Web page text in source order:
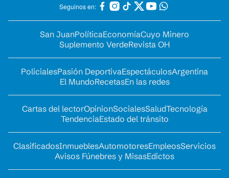
Seguinos en:
San JuanPolíticaEconomíaCuyo Minero
Suplemento VerdeRevista OH
PolicialesPasión DeportivaEspectáculosArgentina
El MundoRecetasEn las redes
Cartas del lectorOpinionSocialesSaludTecnología
TendenciaEstado del tránsito
ClasificadosInmueblesAutomotoresEmpleosServicios
Avisos Fúnebres y MisasEdictos